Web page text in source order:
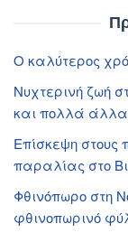
Ο καλύτερος
Νυχτερινή ζωή
και πολλά άλλα
Επίσκεψη στους
παραλίας στο
Φθινόπωρο στη
φθινοπωρινό